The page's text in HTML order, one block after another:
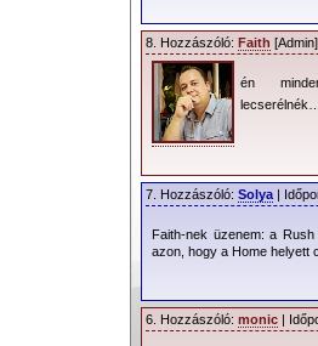
8. Hozzászóló: Faith
én
7. Hozzászóló: Solya |
Faith-nek üzenem: a
azon, hogy a Home helyett
6. Hozzászóló: monic |